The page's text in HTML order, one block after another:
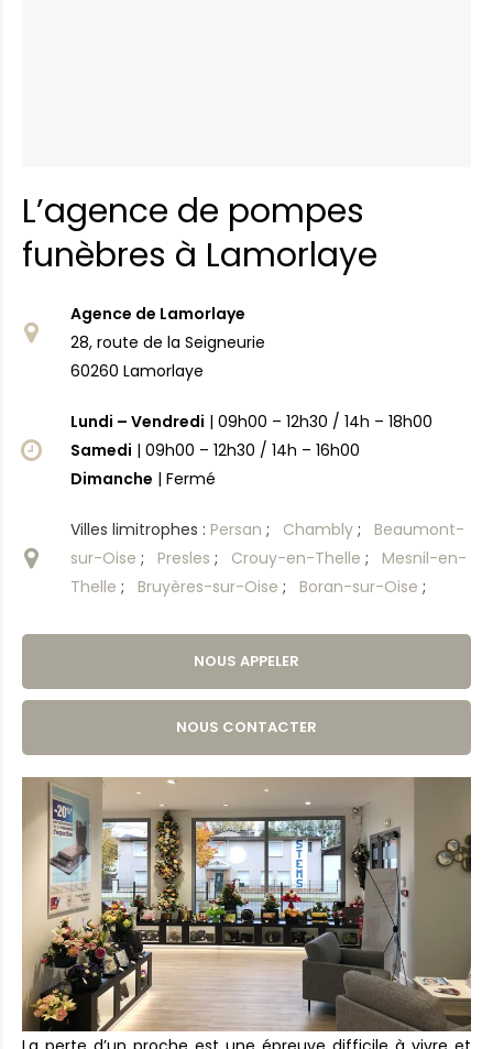
L’agence de pompes
funèbres à Lamorlaye
Agence de Lamorlaye
28, route de la Seigneurie
60260 Lamorlaye
Lundi – Vendredi | 09h00 – 12h30 / 14h – 18h00
Samedi | 09h00 – 12h30 / 14h – 16h00
Dimanche | Fermé
Villes limitrophes : Persan ; Chambly ; Beaumont-
sur-Oise ; Presles ; Crouy-en-Thelle ; Mesnil-en-
Thelle ; Bruyères-sur-Oise ; Boran-sur-Oise ;
NOUS APPELER
NOUS CONTACTER